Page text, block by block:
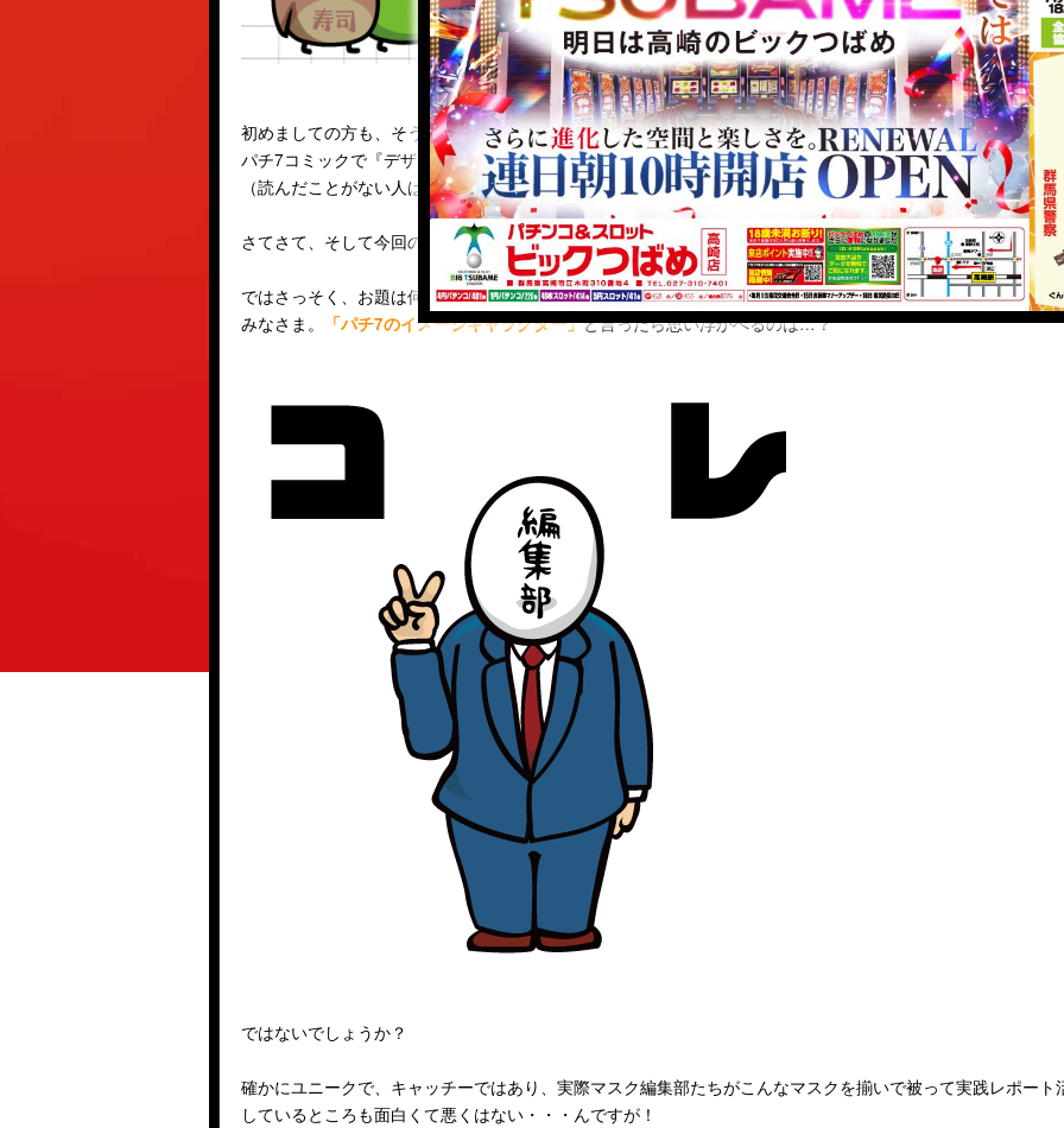
初めましての方も、そうでない方も‼ どうも、みつやです!!
パチ7コミックで『デザイナーズ☆ハイ』を連載しております。
（読んだことがない人は、ぜひこちらから読んでみてね！）
さてさて、そして今回のお題帳出題者は私のターンです！ フフフわくわくしますね！ ねっ！
ではさっそく、お題は何か？ ですが・・・
みなさま。
「パチ7のイメージキャラクター」と言ったら思い浮かべるのは…？
ではないでしょうか？
確かにユニークで、キャッチーではあり、実際マスク編集部たちがこんなマスクを揃いで被って実践レポート
しているところも面白くて悪くはない・・・んですが！